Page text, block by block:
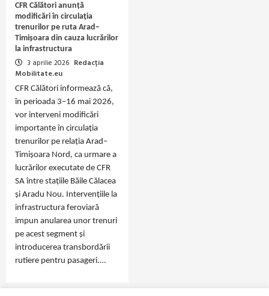
CFR Călători anunță
modificări în circulația
trenurilor pe ruta Arad–
Timișoara din cauza lucrărilor
la infrastructura
3 aprilie 2026 Redacția
Mobilitate.eu
CFR Călători informează că,
în perioada 3–16 mai 2026,
vor interveni modificări
importante în circulația
trenurilor pe relația Arad–
Timișoara Nord, ca urmare a
lucrărilor executate de CFR
SA între stațiile Băile Călacea
și Aradu Nou. Intervențiile la
infrastructura feroviară
impun anularea unor trenuri
pe acest segment și
introducerea transbordării
rutiere pentru pasageri.…